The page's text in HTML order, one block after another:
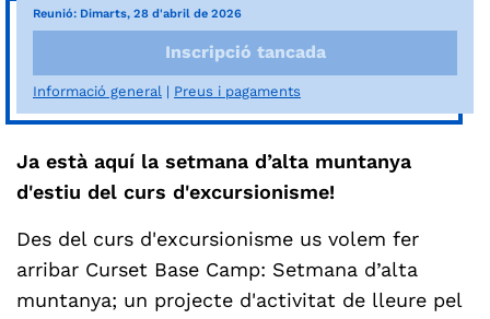
Reunió: Dimarts, 28 d'abril de 2026
Inscripció tancada
Informació general Preus i pagaments
Ja està aquí la setmana d’alta muntanya
d'estiu del curs d'excursionisme!
Des del curs d'excursionisme us volem fer
arribar Curset Base Camp: Setmana d’alta
muntanya; un projecte d'activitat de lleure pel